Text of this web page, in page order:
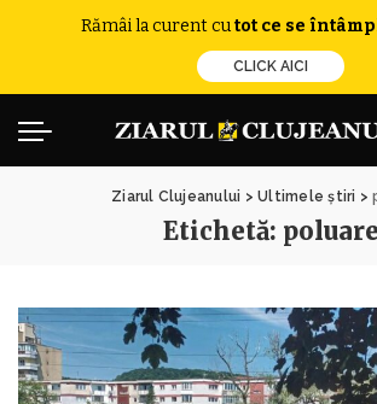
Rămâi la curent cutot ce se
CLICK AICI
Ziarul Clujeanului >Ultimele știri >
Etichetă: poluare